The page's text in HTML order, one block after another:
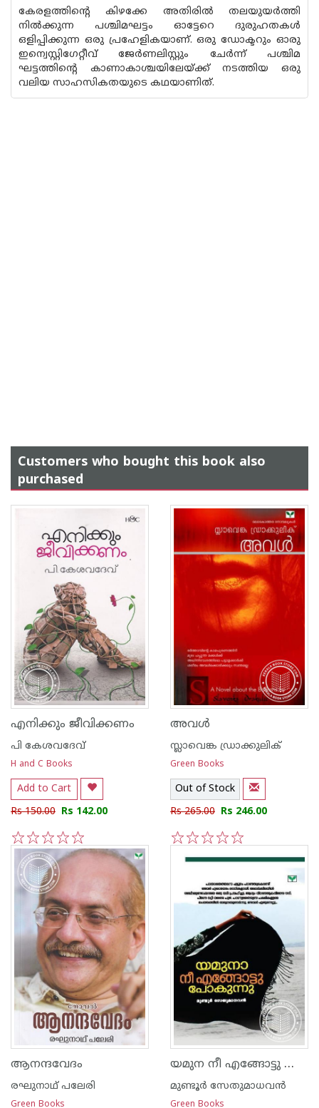
കേരളത്തിന്റെ കിഴക്കേ അതിരില്‍ തലയുയര്‍ത്തി
നില്‍ക്കുന്ന പശ്ചിമഘട്ടം ഓട്ടേറെ ദുരുഹതകള്‍
ഒളിപ്പിക്കുന്ന ഒരു പ്രഹേളികയാണ്. ഒരു ഡോക്ടറും ഓരു
ഇന്വെസ്റ്റിഗേറ്റീവ് ജേര്‍ണലിസ്റ്റും ചേര്‍ന്ന് പശ്ചിമ
ഘട്ടത്തിന്റെ കാണാകാശ്ചയിലേയ്ക്ക് നടത്തിയ ഒരു
വലിയ സാഹസികതയുടെ കഥയാണിത്.
Customers who bought this book also
purchased
എനിക്കും ജീവിക്കണം
പി കേശവദേവ്‌
H and C Books
Add to Cart
Rs 150.00 Rs 142.00
5
4
3
2
1
അവള്‍
സ്ലാവെങ്ക ഡ്രാക്കുലിക്
Green Books
Out of Stock
Rs 265.00 Rs 246.00
ആനന്ദവേദം
രഘുനാഥ് പലേരി
Green Books
യമുന നീ എങ്ങോട്ടു പോകുന്നു
മുണ്ടൂര്‍ സേതുമാധവന്‍
Green Books